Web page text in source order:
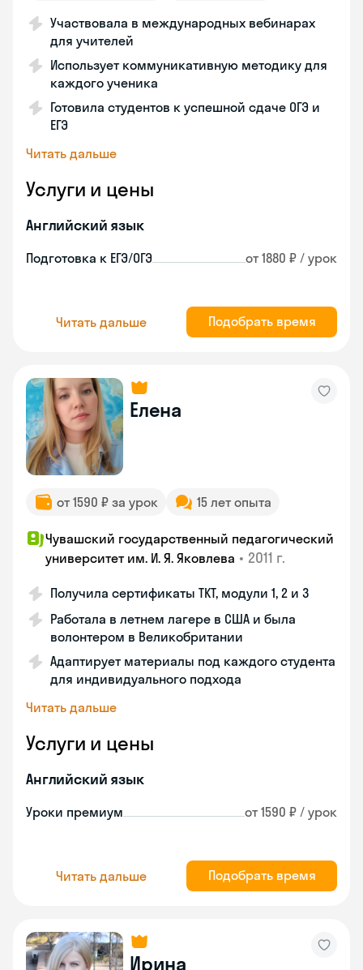
Участвовала в международных вебинарах
для учителей
Использует коммуникативную методику для
каждого ученика
Готовила студентов к успешной сдаче ОГЭ и
ЕГЭ
Читать дальше
Услуги и цены
Английский язык
Подготовка к ЕГЭ/ОГЭ от 1880 ₽ / урок
Читать дальше Подобрать время
Елена
от 1590 ₽ за урок 15 лет опыта
Чувашский государственный педагогический
университет им. И. Я. Яковлева • 2011 г.
Получила сертификаты TKT, модули 1, 2 и 3
Работала в летнем лагере в США и была
волонтером в Великобритании
Адаптирует материалы под каждого студента
для индивидуального подхода
Читать дальше
Услуги и цены
Английский язык
Уроки премиум от 1590 ₽ / урок
Читать дальше Подобрать время
Ирина